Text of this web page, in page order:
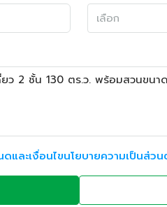
เลือก
และเงื่อนไขนโยบายความเป็นส่ว